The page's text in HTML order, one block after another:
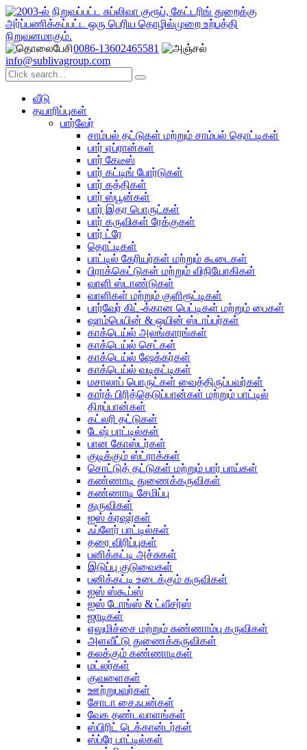
0086-13602465581
info@sublivagroup.com
வீடு
தயாரிப்புகள்
பார்வேர்
சாம்பல் தட்டுகள் மற்றும் சாம்பல் தொட்டிகள்
பார் ஏப்ரான்கள்
பார் கேடீஸ்
பார் கட்டிங் போர்டுகள்
பார் கத்திகள்
பார் ஸ்பூன்கள்
பார் இதர பொருட்கள்
பார் கருவிகள் ரேக்குகள்
பார் ட்ரே
தொட்டிகள்
பாட்டில் கேரியர்கள் மற்றும் கூடைகள்
பிராக்கெட்டுகள் மற்றும் விநியோகிகள்
வாளி ஸ்டாண்டுகள்
வாளிகள் மற்றும் குளிரூட்டிகள்
பார்வேர் கிட்-க்கான பெட்டிகள் மற்றும் பைகள்
ஷாம்பெயின் & ஒயின் ஸ்டாப்பர்கள்
காக்டெய்ல் அலங்காரங்கள்
காக்டெய்ல் செட்கள்
காக்டெய்ல் ஷேக்கர்கள்
காக்டெய்ல் வடிகட்டிகள்
மசாலாப் பொருட்கள் வைத்திருப்பவர்கள்
கார்க் பிரித்தெடுப்பான்கள் மற்றும் பாட்டில்
திறப்பான்கள்
கட்லரி தட்டுகள்
டேஷ் பாட்டில்கள்
பான கோஸ்டர்கள்
குடிக்கும் ஸ்ட்ராக்கள்
சொட்டுத் தட்டுகள் மற்றும் பார் பாய்கள்
கண்ணாடி துணைக்கருவிகள்
கண்ணாடி சேமிப்பு
துருவிகள்
ஐஸ் க்ரஷர்கள்
ஃப்ளேர் பாட்டில்கள்
தரை விரிப்புகள்
பனிக்கட்டி அச்சுகள்
இடுப்பு குடுவைகள்
பனிக்கட்டி உடைக்கும் கருவிகள்
ஐஸ் ஸ்கூப்ஸ்
ஐஸ் டோங்ஸ் & ட்வீசர்ஸ்
ஜாடிகள்
எலுமிச்சை மற்றும் சுண்ணாம்பு கருவிகள்
அளவீட்டு துணைக்கருவிகள்
கலக்கும் கண்ணாடிகள்
மட்லர்கள்
குவளைகள்
ஊற்றுபவர்கள்
சோடா சைஃபன்கள்
வேக தண்டவாளங்கள்
ஸ்பிரிட் டெக்கான்டர்கள்
ஸ்ப்ரே பாட்டில்கள்